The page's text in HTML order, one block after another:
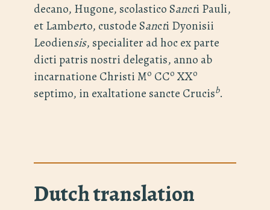
decano, Hugone, scolastico Sancti Pauli,
et Lamberto, custode Sancti Dyonisii
Leodiensis, specialiter ad hoc ex parte
dicti patris nostri delegatis, anno ab
incarnatione Christi Mo CCo XXo
septimo, in exaltatione sancte Crucisb.
Dutch translation